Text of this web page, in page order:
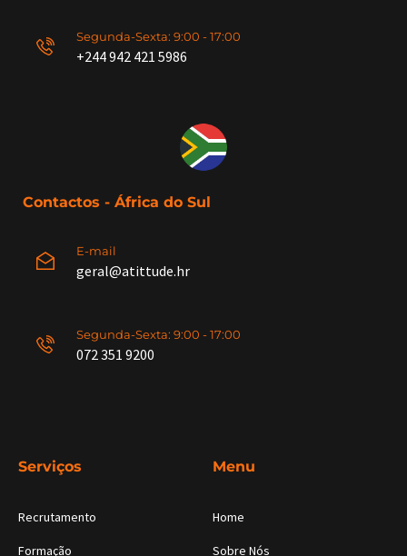
Segunda-Sexta: 9:00 - 17:00
+244 942 421 5986
Contactos - África do Sul
E-mail
geral@atittude.hr
Segunda-Sexta: 9:00 - 17:00
072 351 9200
Serviços
Recrutamento
Formação
Menu
Home
Sobre Nós